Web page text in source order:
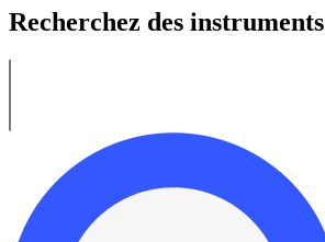
Recherchez des instruments